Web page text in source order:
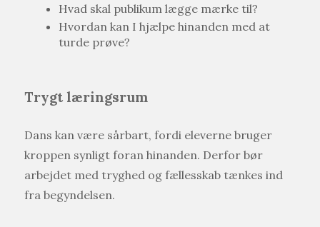
Hvad skal publikum lægge mærke til?
Hvordan kan I hjælpe hinanden med at
turde prøve?
Trygt læringsrum
Dans kan være sårbart, fordi eleverne bruger
kroppen synligt foran hinanden. Derfor bør
arbejdet med tryghed og fællesskab tænkes ind
fra begyndelsen.